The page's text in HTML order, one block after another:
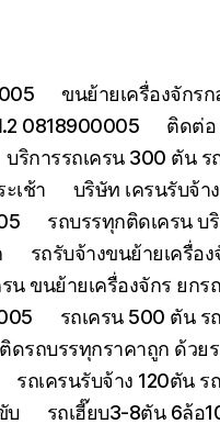
ขนย้ายเครื่องจักร
0818900005
ติดต่อ
บริการรถเครน 300 ตัน ร
เช้า
บริษัท เครนรับจ้า
รถบรรทุกติดเครน บ
รถรับจ้างขนย้ายเครื่อ
น ขนย้ายเครื่องจักร ยก
รถเครน 500 ตัน ร
ดรถบรรทุกราคาถูก ด้ว
รถเครนรับจ้าง 120ตัน
บ
รถเฮี๊ยบ3-8ตัน 6ล้อ